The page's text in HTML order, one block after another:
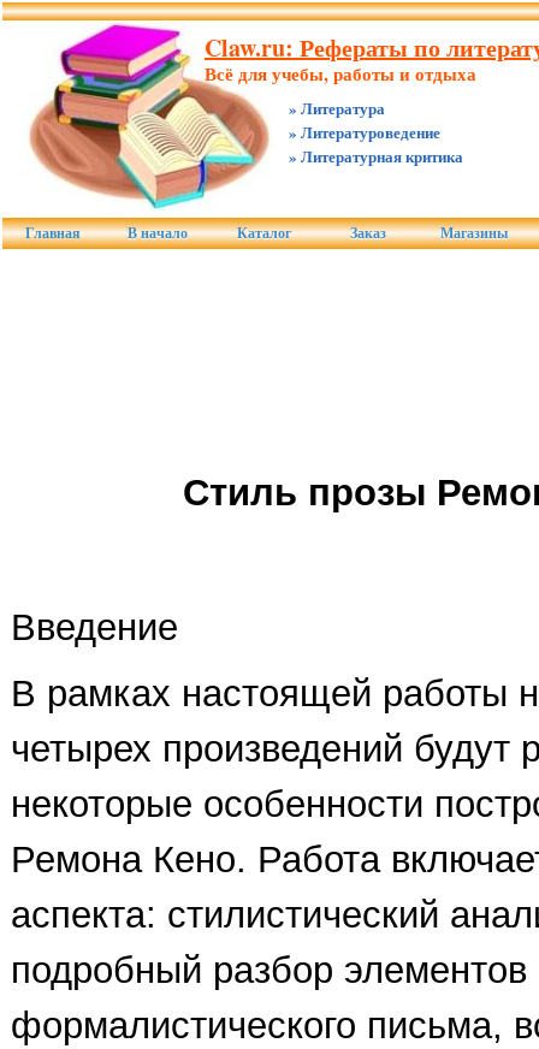
Claw.ru: Рефераты по
Всё для учебы, работы и отдыха
» Литература
» Литературоведение
» Литературная критика
Главная В начало Каталог Заказ Магазины
Стиль прозы
Введение
В рамках настоящей работы
четырех произведений будут
некоторые особенности
Ремона Кено. Работа
аспекта: стилистический
подробный разбор элементов
формалистического письма,